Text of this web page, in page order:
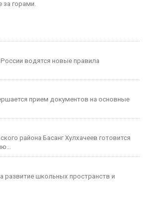
Россия 24
Выпуск на канале "Россия 24" от